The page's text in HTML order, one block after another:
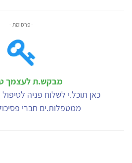
- פרסומת -
מבקש.ת לעצמך
כאן תוכל.י לשלוח פניה לטיפול
ממטפלות.ים חברי